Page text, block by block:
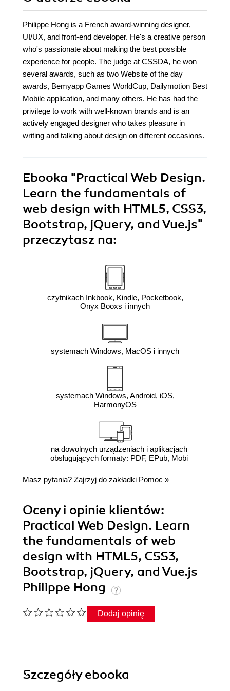
Philippe Hong is a French award-winning designer,
UI/UX, and front-end developer. He's a creative person
who's passionate about making the best possible
experience for people. The judge at CSSDA, he won
several awards, such as two Website of the day
awards, Bemyapp Games WorldCup, Dailymotion Best
Mobile application, and many others. He has had the
privilege to work with well-known brands and is an
actively engaged designer who takes pleasure in
writing and talking about design on different occasions.
Ebooka "Practical Web Design.
Learn the fundamentals of
web design with HTML5, CSS3,
Bootstrap, jQuery, and Vue.js"
przeczytasz na:
czytnikach Inkbook, Kindle, Pocketbook,
Onyx Booxs i innych
systemach Windows, MacOS i innych
systemach Windows, Android, iOS,
HarmonyOS
na dowolnych urządzeniach i aplikacjach
obsługujących formaty: PDF, EPub, Mobi
Masz pytania? Zajrzyj do zakładki Pomoc »
Oceny i opinie klientów:
Practical Web Design. Learn
the fundamentals of web
design with HTML5, CSS3,
Bootstrap, jQuery, and Vue.js
Philippe Hong
Dodaj opinię
Szczegółyebooka